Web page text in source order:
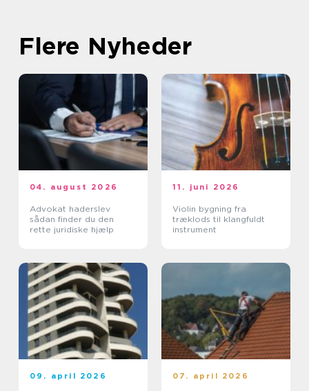
Flere Nyheder
04. august 2026
Advokat haderslev
sådan finder du den
rette juridiske hjælp
11. juni 2026
Violin bygning fra
træklods til klangfuldt
instrument
09. april 2026 07. april 2026